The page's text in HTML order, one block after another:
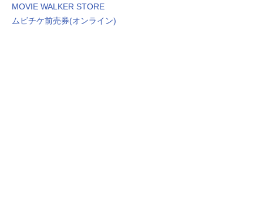
MOVIE WALKER STORE
ムビチケ前売券(オンライン)